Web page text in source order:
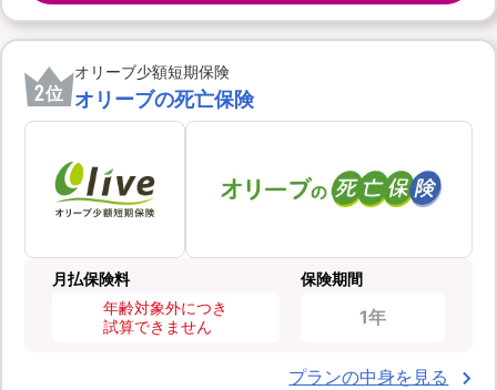
2位
オリーブ少額短期保険
オリーブの死亡保険
月払保険料
年齢対象外につき
試算できません
保険期間
1年
プランの中身を見る